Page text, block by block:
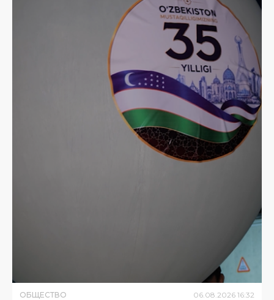
ОБЩЕСТВО 06 08 2026 16:32